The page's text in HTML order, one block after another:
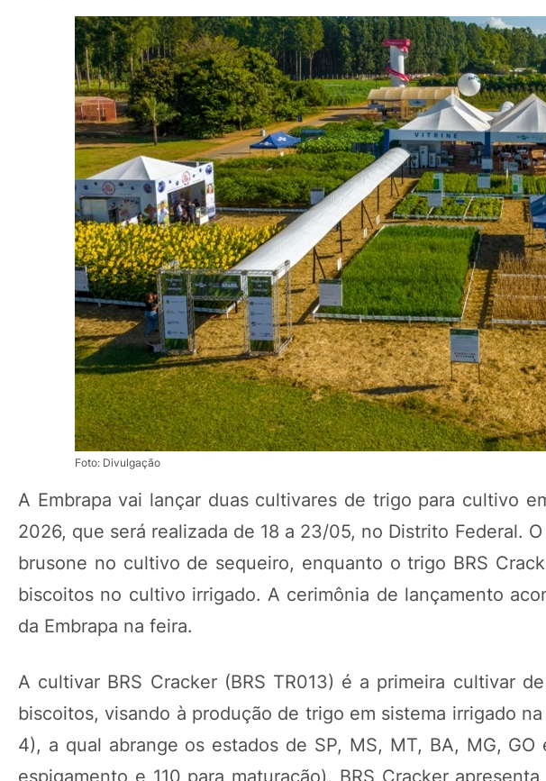
Foto: Divulgação
A Embrapa vai lançar duas cultivares de trigo para cultivo
2026, que será realizada de 18 a 23/05, no Distrito Federal.
brusone no cultivo de sequeiro, enquanto o trigo BRS
biscoitos no cultivo irrigado. A cerimônia de lançamento
da Embrapa na feira.
A cultivar BRS Cracker (BRS TR013) é a primeira cultivar
biscoitos, visando à produção de trigo em sistema irrigado
4), a qual abrange os estados de SP, MS, MT, BA, MG,
espigamento e 110 para maturação), BRS Cracker